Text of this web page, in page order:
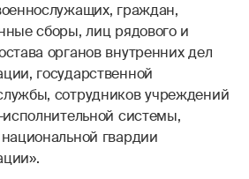
граждан,
сборы, лиц рядового и
органов внутренних дел
государственной
сотрудников учреждений
исполнительной системы,
гвардии